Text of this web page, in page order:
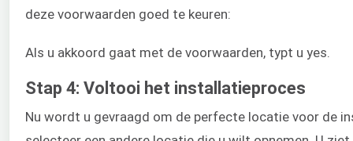
deze voorwaarden goed te keuren:
Als u akkoord gaat met de voorwaarden, typt u yes.
Stap 4: Voltooi het installatieproces
Nu wordt u gevraagd om de perfecte locatie voor de